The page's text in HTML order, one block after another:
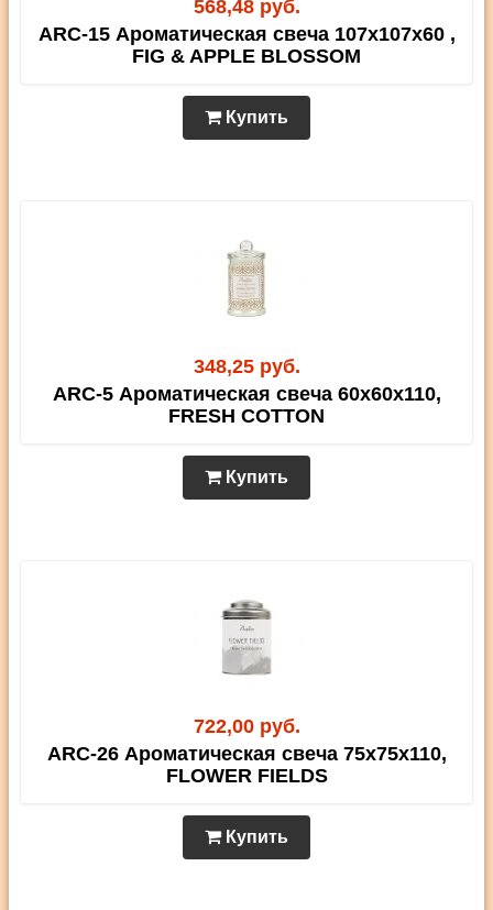
568,48 руб.
ARC-15 Ароматическая свеча 107х107х60 ,
FIG & APPLE BLOSSOM
Купить
348,25 руб.
ARC-5 Ароматическая свеча 60х60х110,
FRESH COTTON
Купить
722,00 руб.
ARC-26 Ароматическая свеча 75х75х110,
FLOWER FIELDS
Купить